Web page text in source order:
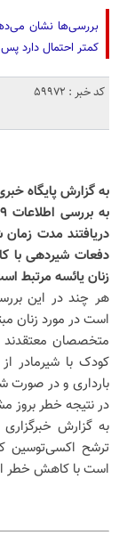
بررسی‌ها نشان
کمتر احتمال دارد
کد خبر : 59972
به گزارش پایگاه
دریافتند مدت زمان
دفعات شیردهی با
زنان یائسه مرتبط
هر چند در این
است در مورد زنان
متخصصان معتقدند
کودک با شیرمادر
بارداری و در صورت
در نتیجه خطر بروز
به گزارش
ترشح اکسی‌توسین
است با کاهش خطر